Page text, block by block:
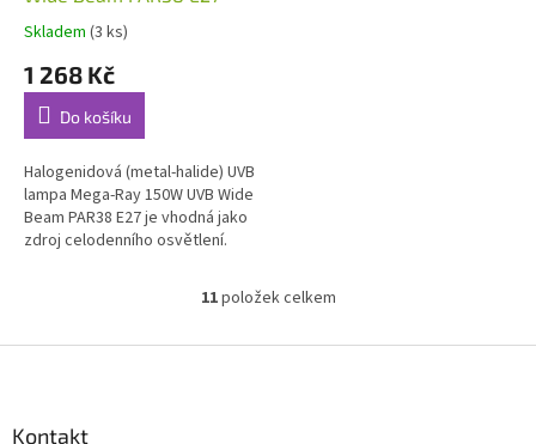
Skladem (3 ks)
1 268 Kč
Do košíku
Halogenidová (metal-halide) UVB
lampa Mega-Ray 150W UVB Wide
Beam PAR38 E27 je vhodná jako
zdroj celodenního osvětlení.
O
l
11položek celkem
Kontakt